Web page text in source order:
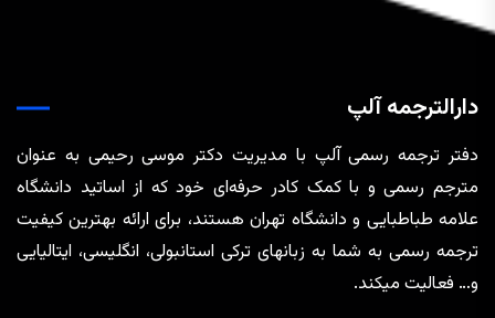
دارالترجمه آلپ
دفتر ترجمه رسمی آلپ با مدیریت دکتر موسی رحیمی به عنوان
مترجم رسمی و با کمک کادر حرفه‌ای خود که از اساتید دانشگاه
علامه طباطبایی و دانشگاه تهران هستند، برای ارائه بهترین کیفیت
ترجمه رسمی به شما به زبانهای ترکی استانبولی، انگلیسی، ایتالیایی
و… فعالیت میکند.